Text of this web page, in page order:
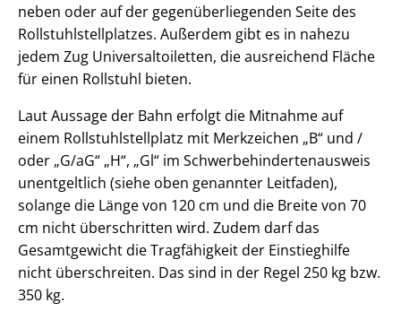
neben oder auf der gegenüberliegenden Seite des
Rollstuhlstellplatzes. Außerdem gibt es in nahezu
jedem Zug Universaltoiletten, die ausreichend Fläche
für einen Rollstuhl bieten.
Laut Aussage der Bahn erfolgt die Mitnahme auf
einem Rollstuhlstellplatz mit Merkzeichen „B“ und /
oder „G/aG“ „H“, „Gl“ im Schwerbehindertenausweis
unentgeltlich (siehe oben genannter Leitfaden),
solange die Länge von 120 cm und die Breite von 70
cm nicht überschritten wird. Zudem darf das
Gesamtgewicht die Tragfähigkeit der Einstieghilfe
nicht überschreiten. Das sind in der Regel 250 kg bzw.
350 kg.